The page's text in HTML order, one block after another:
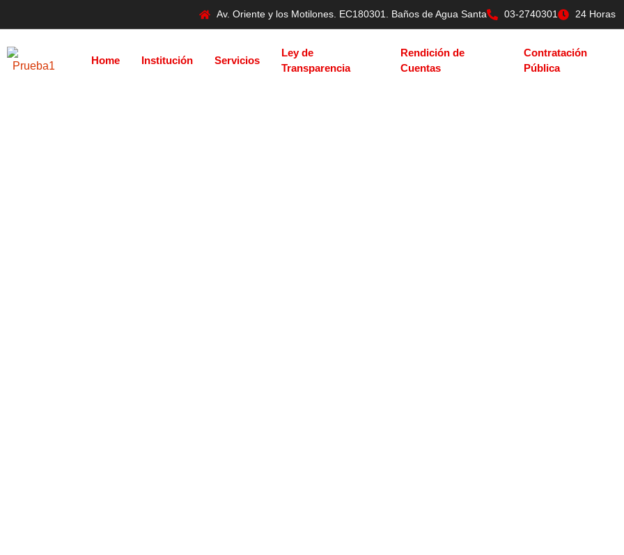
Av. Oriente y los Motilones. EC180301. Baños de Agua Santa 03-2740301 24 Horas
Home Institución Servicios
Ley de
Transparencia
Rendición de
Cuentas
Contratación
Pública